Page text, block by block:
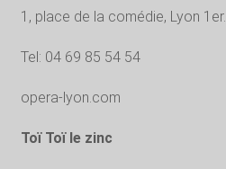
1, place de la comédie, Lyon 1er.
Tel: 04 69 85 54 54
opera-lyon.com
Toï Toï le zinc